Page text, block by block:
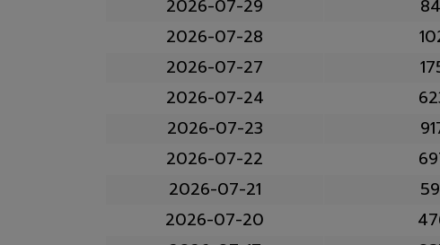
2026-07-29
2026-07-28
2026-07-27
2026-07-24
2026-07-23
2026-07-22
2026-07-21
2026-07-20